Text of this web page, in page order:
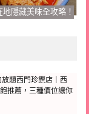
隱藏美味全攻略！
題西門珍饌店｜西
推薦，三種價位讓你